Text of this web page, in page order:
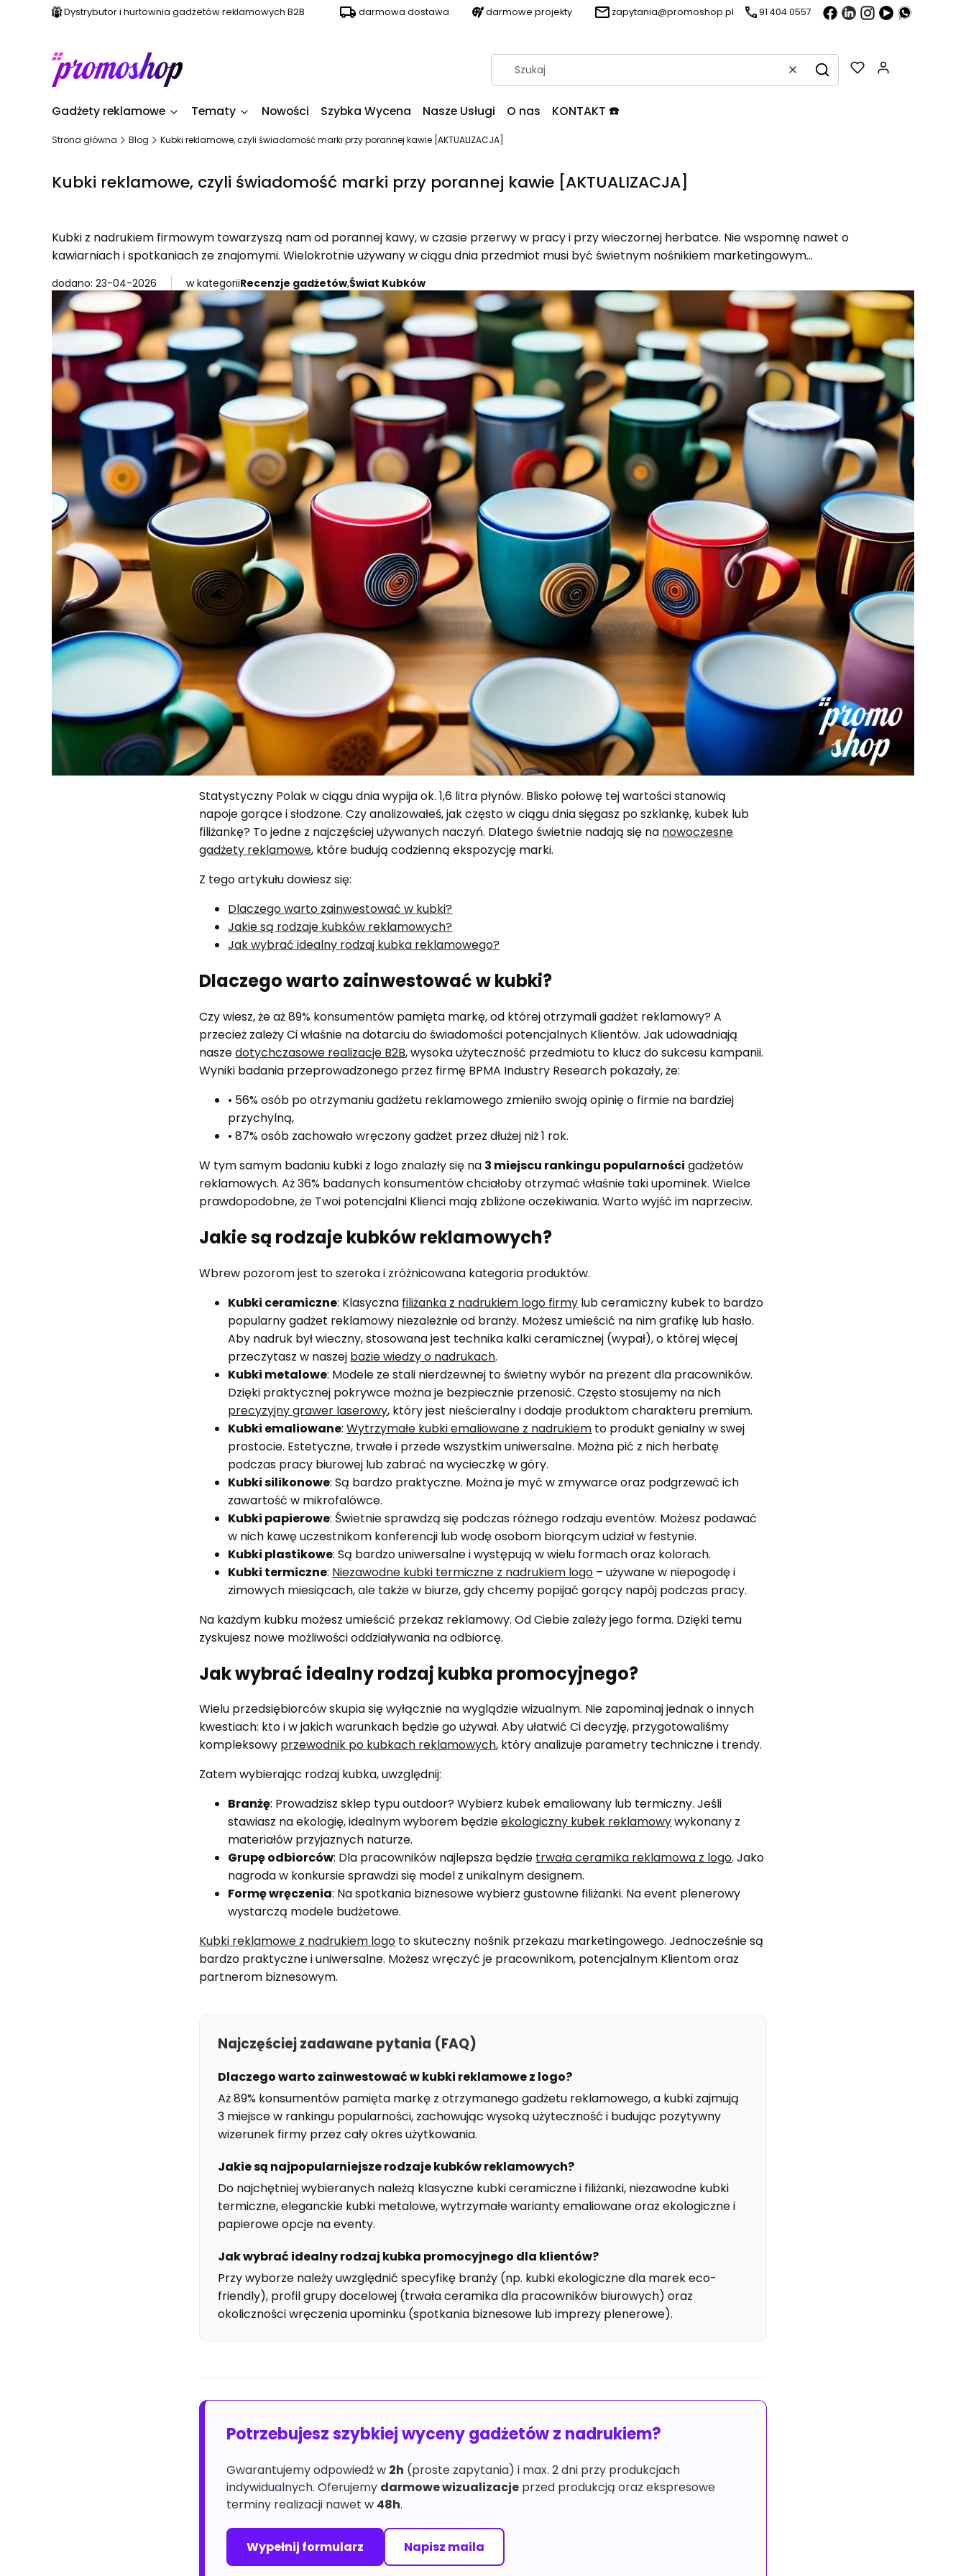
Dystrybutor i hurtownia gadżetów reklamowych B2B darmowa dostawa darmowe projekty zapytania@promoshop.pl 91 404 0557
WyczyśćSzukaj
Gadżety reklamowe Tematy Nowości Szybka Wycena Nasze Usługi O nas KONTAKT ☎️
Strona główna Blog Kubki reklamowe, czyli świadomość marki przy porannej kawie [AKTUALIZACJA]
Kubki reklamowe, czyli świadomość marki przy porannej kawie [AKTUALIZACJA]
Kubki z nadrukiem firmowym towarzyszą nam od porannej kawy, w czasie przerwy w pracy i przy wieczornej herbatce. Nie wspomnę nawet o
kawiarniach i spotkaniach ze znajomymi. Wielokrotnie używany w ciągu dnia przedmiot musi być świetnym nośnikiem marketingowym...
dodano: 23-04-2026 w kategoriiRecenzje gadżetów,Świat Kubków
Statystyczny Polak w ciągu dnia wypija ok. 1,6 litra płynów. Blisko połowę tej wartości stanowią
napoje gorące i słodzone. Czy analizowałeś, jak często w ciągu dnia sięgasz po szklankę, kubek lub
filiżankę? To jedne z najczęściej używanych naczyń. Dlatego świetnie nadają się na nowoczesne
gadżety reklamowe, które budują codzienną ekspozycję marki.
Z tego artykułu dowiesz się:
Dlaczego warto zainwestować w kubki?
Jakie są rodzaje kubków reklamowych?
Jak wybrać idealny rodzaj kubka reklamowego?
Dlaczego warto zainwestować w kubki?
Czy wiesz, że aż 89% konsumentów pamięta markę, od której otrzymali gadżet reklamowy? A
przecież zależy Ci właśnie na dotarciu do świadomości potencjalnych Klientów. Jak udowadniają
naszedotychczasowe realizacje B2B, wysoka użyteczność przedmiotu to klucz do sukcesu kampanii.
Wyniki badania przeprowadzonego przez firmę BPMA Industry Research pokazały, że:
• 56% osób po otrzymaniu gadżetu reklamowego zmieniło swoją opinię o firmie na bardziej
przychylną,
• 87% osób zachowało wręczony gadżet przez dłużej niż 1 rok.
W tym samym badaniu kubki z logo znalazły się na 3 miejscu rankingu popularności gadżetów
reklamowych. Aż 36% badanych konsumentów chciałoby otrzymać właśnie taki upominek. Wielce
prawdopodobne, że Twoi potencjalni Klienci mają zbliżone oczekiwania. Warto wyjść im naprzeciw.
Jakie są rodzaje kubków reklamowych?
Wbrew pozorom jest to szeroka i zróżnicowana kategoria produktów.
Kubki ceramiczne: Klasyczna filiżanka z nadrukiem logo firmy lub ceramiczny kubek to bardzo
popularny gadżet reklamowy niezależnie od branży. Możesz umieścić na nim grafikę lub hasło.
Aby nadruk był wieczny, stosowana jest technika kalki ceramicznej (wypał), o której więcej
przeczytasz w naszej bazie wiedzy o nadrukach.
Kubki metalowe: Modele ze stali nierdzewnej to świetny wybór na prezent dla pracowników.
Dzięki praktycznej pokrywce można je bezpiecznie przenosić. Często stosujemy na nich
precyzyjny grawer laserowy, który jest nieścieralny i dodaje produktom charakteru premium.
Kubki emaliowane:Wytrzymałe kubki emaliowane z nadrukiem to produkt genialny w swej
prostocie. Estetyczne, trwałe i przede wszystkim uniwersalne. Można pić z nich herbatę
podczas pracy biurowej lub zabrać na wycieczkę w góry.
Kubki silikonowe: Są bardzo praktyczne. Można je myć w zmywarce oraz podgrzewać ich
zawartość w mikrofalówce.
Kubki papierowe: Świetnie sprawdzą się podczas różnego rodzaju eventów. Możesz podawać
w nich kawę uczestnikom konferencji lub wodę osobom biorącym udział w festynie.
Kubki plastikowe: Są bardzo uniwersalne i występują w wielu formach oraz kolorach.
Kubki termiczne: Niezawodne kubki termiczne z nadrukiem logo – używane w niepogodę i
zimowych miesiącach, ale także w biurze, gdy chcemy popijać gorący napój podczas pracy.
Na każdym kubku możesz umieścić przekaz reklamowy. Od Ciebie zależy jego forma. Dzięki temu
zyskujesz nowe możliwości oddziaływania na odbiorcę.
Jak wybrać idealny rodzaj kubka promocyjnego?
Wielu przedsiębiorców skupia się wyłącznie na wyglądzie wizualnym. Nie zapominaj jednak o innych
kwestiach: kto i w jakich warunkach będzie go używał. Aby ułatwić Ci decyzję, przygotowaliśmy
kompleksowy przewodnik po kubkach reklamowych, który analizuje parametry techniczne i trendy.
Zatem wybierając rodzaj kubka, uwzględnij:
Branżę: Prowadzisz sklep typu outdoor? Wybierz kubek emaliowany lub termiczny. Jeśli
stawiasz na ekologię, idealnym wyborem będzieekologiczny kubek reklamowywykonany z
materiałów przyjaznych naturze.
Grupę odbiorców: Dla pracowników najlepsza będzie trwała ceramika reklamowa z logo. Jako
nagroda w konkursie sprawdzi się model z unikalnym designem.
Formę wręczenia: Na spotkania biznesowe wybierz gustowne filiżanki. Na event plenerowy
wystarczą modele budżetowe.
Kubki reklamowe z nadrukiem logo to skuteczny nośnik przekazu marketingowego. Jednocześnie są
bardzo praktyczne i uniwersalne. Możesz wręczyć je pracownikom, potencjalnym Klientom oraz
partnerom biznesowym.
Najczęściej zadawane pytania (FAQ)
Dlaczego warto zainwestować w kubki reklamowe z logo?
Aż 89% konsumentów pamięta markę z otrzymanego gadżetu reklamowego, a kubki zajmują
3 miejsce w rankingu popularności, zachowując wysoką użyteczność i budując pozytywny
wizerunek firmy przez cały okres użytkowania.
Jakie są najpopularniejsze rodzaje kubków reklamowych?
Do najchętniej wybieranych należą klasyczne kubki ceramiczne i filiżanki, niezawodne kubki
termiczne, eleganckie kubki metalowe, wytrzymałe warianty emaliowane oraz ekologiczne i
papierowe opcje na eventy.
Jak wybrać idealny rodzaj kubka promocyjnego dla klientów?
Przy wyborze należy uwzględnić specyfikę branży (np. kubki ekologiczne dla marek eco-
friendly), profil grupy docelowej (trwała ceramika dla pracowników biurowych) oraz
okoliczności wręczenia upominku (spotkania biznesowe lub imprezy plenerowe).
Potrzebujesz szybkiej wyceny gadżetów z nadrukiem?
Gwarantujemy odpowiedź w 2h (proste zapytania) i max. 2 dni przy produkcjach
indywidualnych. Oferujemy darmowe wizualizacje przed produkcją oraz ekspresowe
terminy realizacji nawet w 48h.
Wypełnij formularz Napisz maila